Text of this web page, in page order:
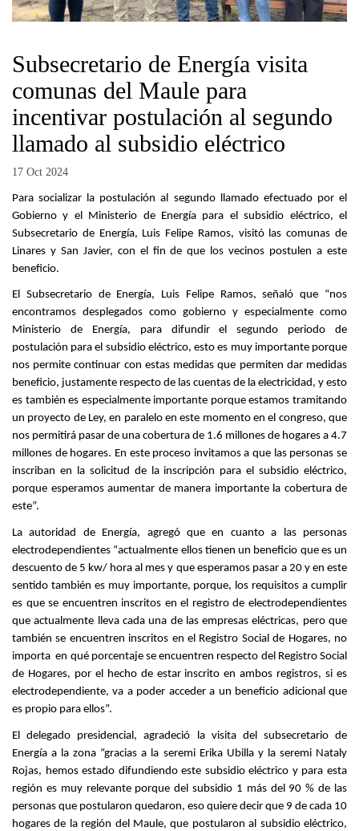
Subsecretario de Energía visita
comunas del Maule para
incentivar postulación al segundo
llamado al subsidio eléctrico
17 Oct 2024
Para socializar la postulación al segundo llamado efectuado por el
Gobierno y el Ministerio de Energía para el subsidio eléctrico, el
Subsecretario de Energía, Luis Felipe Ramos, visitó las comunas de
Linares y San Javier, con el fin de que los vecinos postulen a este
beneficio.
El Subsecretario de Energía, Luis Felipe Ramos, señaló que “nos
encontramos desplegados como gobierno y especialmente como
Ministerio de Energía, para difundir el segundo periodo de
postulación para el subsidio eléctrico, esto es muy importante porque
nos permite continuar con estas medidas que permiten dar medidas
beneficio, justamente respecto de las cuentas de la electricidad, y esto
es también es especialmente importante porque estamos tramitando
un proyecto de Ley, en paralelo en este momento en el congreso, que
nos permitirá pasar de una cobertura de 1.6 millones de hogares a 4.7
millones de hogares. En este proceso invitamos a que las personas se
inscriban en la solicitud de la inscripción para el subsidio eléctrico,
porque esperamos aumentar de manera importante la cobertura de
este”.
La autoridad de Energía, agregó que en cuanto a las personas
electrodependientes “actualmente ellos tienen un beneficio que es un
descuento de 5 kw/ hora al mes y que esperamos pasar a 20 y en este
sentido también es muy importante, porque, los requisitos a cumplir
es que se encuentren inscritos en el registro de electrodependientes
que actualmente lleva cada una de las empresas eléctricas, pero que
también se encuentren inscritos en el Registro Social de Hogares, no
importa en qué porcentaje se encuentren respecto del Registro Social
de Hogares, por el hecho de estar inscrito en ambos registros, si es
electrodependiente, va a poder acceder a un beneficio adicional que
es propio para ellos”.
El delegado presidencial, agradeció la visita del subsecretario de
Energía a la zona “gracias a la seremi Erika Ubilla y la seremi Nataly
Rojas, hemos estado difundiendo este subsidio eléctrico y para esta
región es muy relevante porque del subsidio 1 más del 90 % de las
personas que postularon quedaron, eso quiere decir que 9 de cada 10
hogares de la región del Maule, que postularon al subsidio eléctrico,